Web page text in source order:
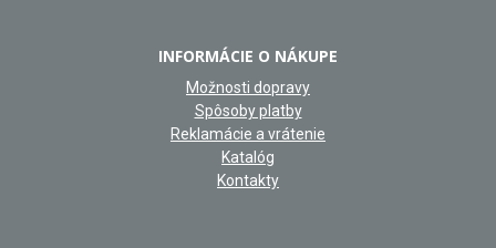
INFORMÁCIE O NÁKUPE
Možnosti dopravy
Spôsoby platby
Reklamácie a vrátenie
Katalóg
Kontakty